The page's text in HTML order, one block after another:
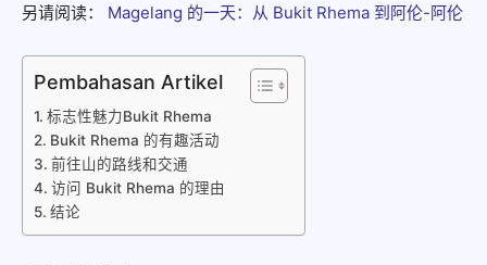
另请阅读： Magelang 的一天：从 Bukit Rhema 到阿伦-阿伦
Pembahasan Artikel
标志性魅力Bukit Rhema
Bukit Rhema 的有趣活动
前往山的路线和交通
访问 Bukit Rhema 的理由
结论